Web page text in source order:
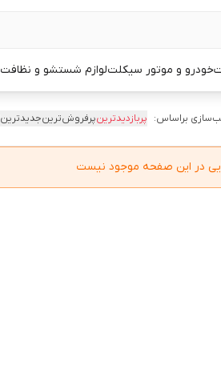
خودرو و موتور سیکلتلوازم شستشو و نظافت
براساس: پربازدیدترینپرفروش‌ترینجدیدترین
در این صفحه موجود نیست